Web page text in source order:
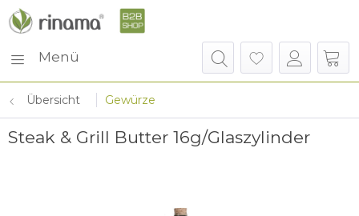
Menü
Übersicht Gewürze
Steak & Grill Butter 16g/Glaszylinder